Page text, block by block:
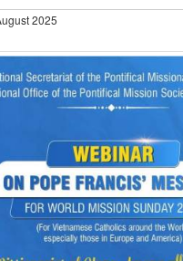
2025